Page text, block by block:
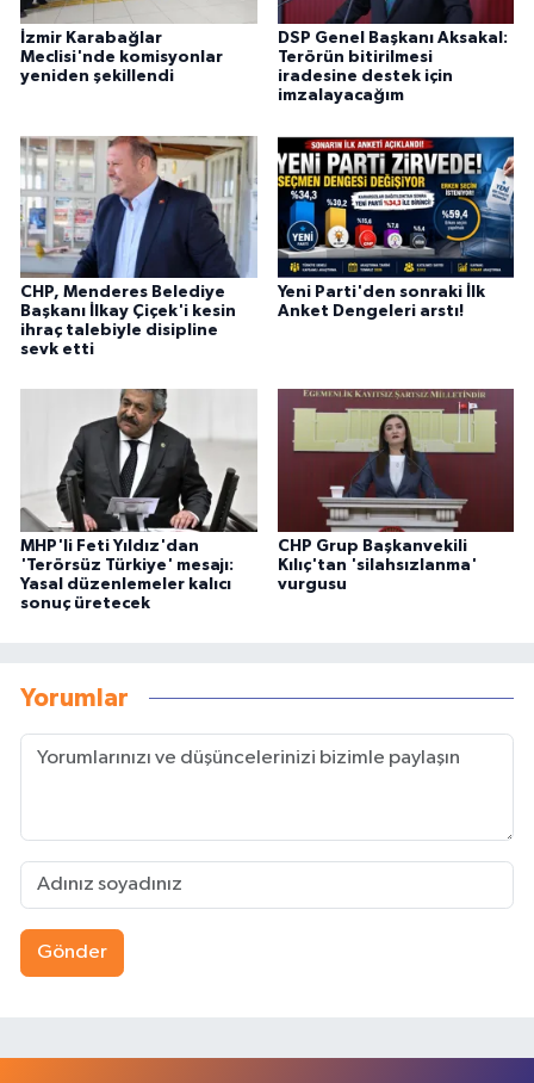
İzmir Karabağlar
Meclisi'nde komisyonlar
yeniden şekillendi
DSP Genel Başkanı Aksakal:
Terörün bitirilmesi
iradesine destek için
imzalayacağım
CHP, Menderes Belediye
Başkanı İlkay Çiçek'i kesin
ihraç talebiyle disipline
sevk etti
Yeni Parti'den sonraki İlk
Anket Dengeleri arstı!
MHP'li Feti Yıldız'dan
'Terörsüz Türkiye' mesajı:
Yasal düzenlemeler kalıcı
sonuç üretecek
CHP Grup Başkanvekili
Kılıç'tan 'silahsızlanma'
vurgusu
Yorumlar
Gönder